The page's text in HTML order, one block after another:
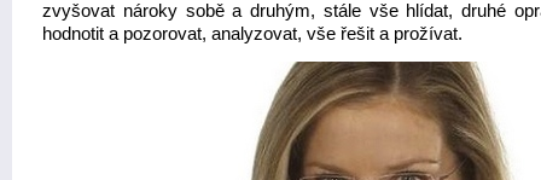
zvyšovat nároky sobě a druhým, stále vše hlídat, druhé
hodnotit a pozorovat, analyzovat, vše řešit a prožívat.